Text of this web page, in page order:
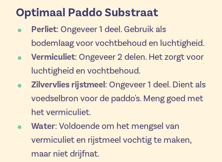
Optimaal Paddo Substraat
Perliet: Ongeveer 1 deel. Gebruik als
bodemlaag voor vochtbehoud en luchtigheid.
Vermiculiet: Ongeveer 2 delen. Het zorgt voor
luchtigheid en vochtbehoud.
Zilvervlies rijstmeel: Ongeveer 1 deel. Dient als
voedselbron voor de paddo's. Meng goed met
het vermiculiet.
Water: Voldoende om het mengsel van
vermiculiet en rijstmeel vochtig te maken,
maar niet drijfnat.